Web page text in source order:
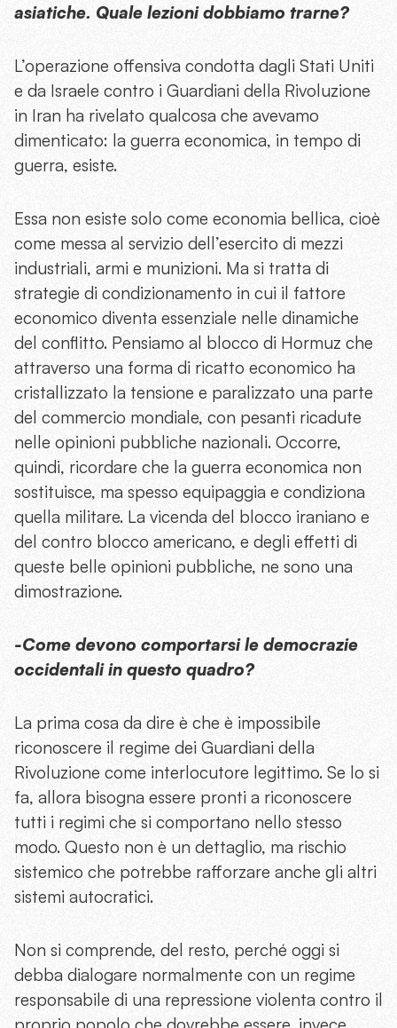
asiatiche. Quale lezioni dobbiamo trarne?
L’operazione offensiva condotta dagli Stati Uniti
e da Israele contro i Guardiani della Rivoluzione
in Iran ha rivelato qualcosa che avevamo
dimenticato: la guerra economica, in tempo di
guerra, esiste.
Essa non esiste solo come economia bellica, cioè
come messa al servizio dell’esercito di mezzi
industriali, armi e munizioni. Ma si tratta di
strategie di condizionamento in cui il fattore
economico diventa essenziale nelle dinamiche
del conflitto. Pensiamo al blocco di Hormuz che
attraverso una forma di ricatto economico ha
cristallizzato la tensione e paralizzato una parte
del commercio mondiale, con pesanti ricadute
nelle opinioni pubbliche nazionali. Occorre,
quindi, ricordare che la guerra economica non
sostituisce, ma spesso equipaggia e condiziona
quella militare. La vicenda del blocco iraniano e
del contro blocco americano, e degli effetti di
queste belle opinioni pubbliche, ne sono una
dimostrazione.
-Come devono comportarsi le democrazie
occidentali in questo quadro?
La prima cosa da dire è che è impossibile
riconoscere il regime dei Guardiani della
Rivoluzione come interlocutore legittimo. Se lo si
fa, allora bisogna essere pronti a riconoscere
tutti i regimi che si comportano nello stesso
modo. Questo non è un dettaglio, ma rischio
sistemico che potrebbe rafforzare anche gli altri
sistemi autocratici.
Non si comprende, del resto, perché oggi si
debba dialogare normalmente con un regime
responsabile di una repressione violenta contro il